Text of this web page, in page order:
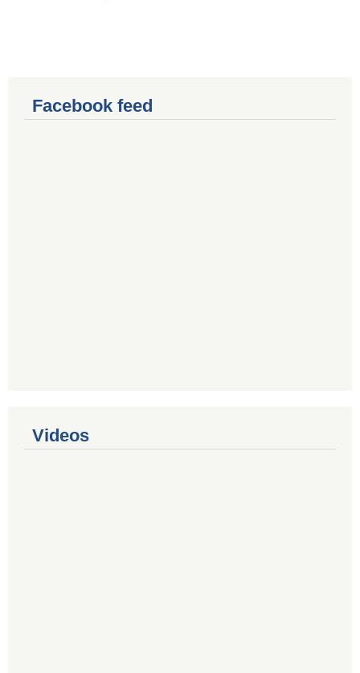
Facebook feed
Videos